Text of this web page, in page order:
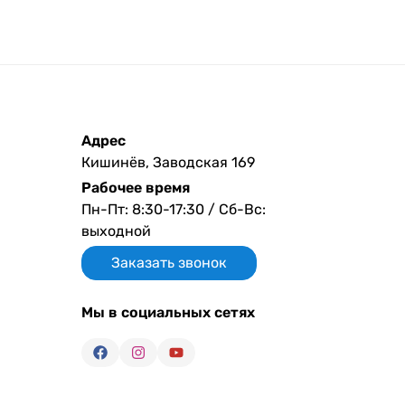
Адрес
Кишинёв, Заводская 169
Рабочее время
Пн-Пт: 8:30-17:30 / Сб-Вс:
выходной
Заказать звонок
Мы в социальных сетях